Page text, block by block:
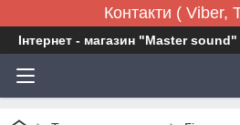
Контакти ( Viber,
Інтернет - магазин "Master